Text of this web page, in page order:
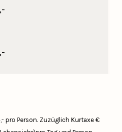
pro Person. Zuzüglich Kurtaxe €